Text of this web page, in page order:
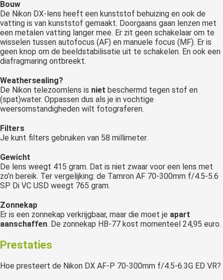
Bouw
De Nikon DX-lens heeft een kunststof behuizing en ook de
vatting is van kunststof gemaakt. Doorgaans gaan lenzen met
een metalen vatting langer mee. Er zit geen schakelaar om te
wisselen tussen autofocus (AF) en manuele focus (MF). Er is
geen knop om de beeldstabilisatie uit te schakelen. En ook een
diafragmaring ontbreekt.
Weathersealing?
De Nikon telezoomlens is niet beschermd tegen stof en
(spat)water. Oppassen dus als je in vochtige
weersomstandigheden wilt fotograferen.
Filters
Je kunt filters gebruiken van 58 millimeter.
Gewicht
De lens weegt 415 gram. Dat is niet zwaar voor een lens met
zo’n bereik. Ter vergelijking: de Tamron AF 70-300mm f/4.5-5.6
SP Di VC USD weegt 765 gram.
Zonnekap
Er is een zonnekap verkrijgbaar, maar die moet je apart
aanschaffen. De zonnekap HB-77 kost momenteel 24,95 euro.
Prestaties
Hoe presteert de Nikon DX AF-P 70-300mm f/4.5-6.3G ED VR?